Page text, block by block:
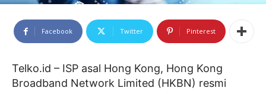
Facebook Twitter Pinterest
Telko.id – ISP asal Hong Kong, Hong Kong
Broadband Network Limited (HKBN) resmi